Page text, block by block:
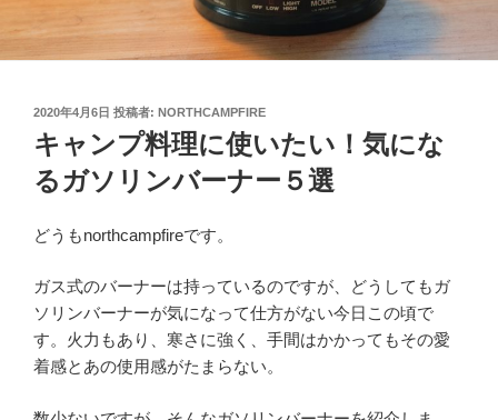
投
稿
日:
2020年4月6日 投稿者: NORTHCAMPFIRE
キャンプ料理に使いたい！気にな
るガソリンバーナー５選
どうもnorthcampfireです。
ガス式のバーナーは持っているのですが、どうしてもガ
ソリンバーナーが気になって仕方がない今日この頃で
す。火力もあり、寒さに強く、手間はかかってもその愛
着感とあの使用感がたまらない。